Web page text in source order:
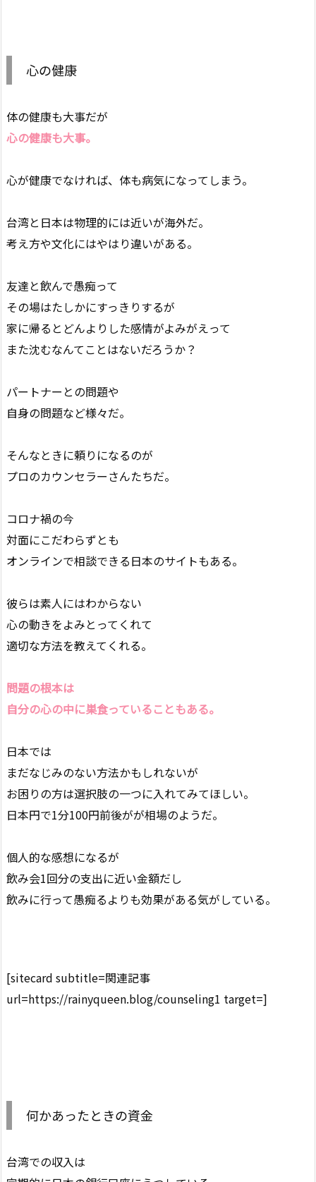
心の健康
体の健康も大事だが
心の健康も大事。
心が健康でなければ、体も病気になってしまう。
台湾と日本は物理的には近いが海外だ。
考え方や文化にはやはり違いがある。
友達と飲んで愚痴って
その場はたしかにすっきりするが
家に帰るとどんよりした感情がよみがえって
また沈むなんてことはないだろうか？
パートナーとの問題や
自身の問題など様々だ。
そんなときに頼りになるのが
プロのカウンセラーさんたちだ。
コロナ禍の今
対面にこだわらずとも
オンラインで相談できる日本のサイトもある。
彼らは素人にはわからない
心の動きをよみとってくれて
適切な方法を教えてくれる。
問題の根本は
自分の心の中に巣食っていることもある。
日本では
まだなじみのない方法かもしれないが
お困りの方は選択肢の一つに入れてみてほしい。
日本円で1分100円前後がが相場のようだ。
個人的な感想になるが
飲み会1回分の支出に近い金額だし
飲みに行って愚痴るよりも効果がある気がしている。
[sitecard subtitle=関連記事
url=https://rainyqueen.blog/counseling1 target=]
何かあったときの資金
台湾での収入は